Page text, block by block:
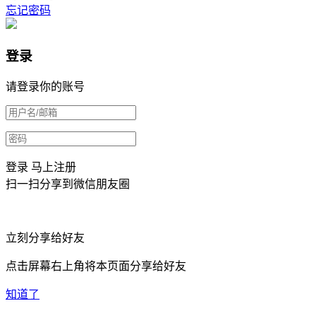
忘记密码
登录
请登录你的账号
登录 马上注册
扫一扫分享到微信朋友圈
立刻分享给好友
点击屏幕右上角将本页面分享给好友
知道了